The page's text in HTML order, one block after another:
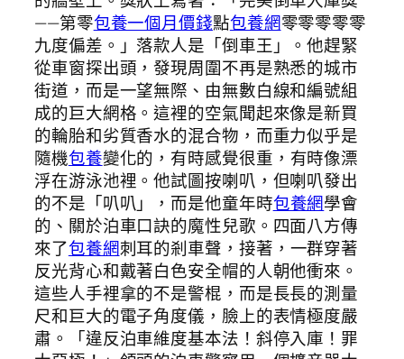
——第零包養一個月價錢點包養網零零零零零
九度偏差。」落款人是「倒車王」。他趕緊
從車窗探出頭，發現周圍不再是熟悉的城市
街道，而是一望無際、由無數白線和編號組
成的巨大網格。這裡的空氣聞起來像是新買
的輪胎和劣質香水的混合物，而重力似乎是
隨機包養變化的，有時感覺很重，有時像漂
浮在游泳池裡。他試圖按喇叭，但喇叭發出
的不是「叭叭」，而是他童年時包養網學會
的、關於泊車口訣的魔性兒歌。四面八方傳
來了包養網刺耳的剎車聲，接著，一群穿著
反光背心和戴著白色安全帽的人朝他衝來。
這些人手裡拿的不是警棍，而是長長的測量
尺和巨大的電子角度儀，臉上的表情極度嚴
肅。「違反泊車維度基本法！斜停入庫！罪